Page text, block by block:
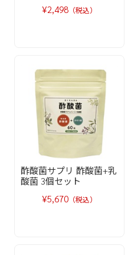
¥2,498 （税込）
酢酸菌サプリ 酢酸菌+乳
酸菌 3個セット
¥5,670 （税込）